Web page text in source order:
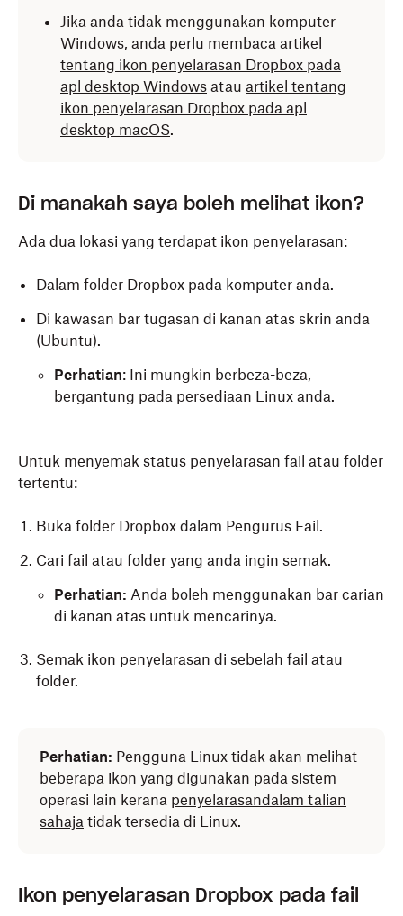
Jika anda tidak menggunakan komputer
Windows, anda perlu membaca artikel
tentang ikon penyelarasan Dropbox pada
apl desktop Windows atau artikel tentang
ikon penyelarasan Dropbox pada apl
desktop macOS.
Di manakah saya boleh melihat ikon?
Ada dua lokasi yang terdapat ikon penyelarasan:
Dalam folder Dropbox pada komputer anda.
Di kawasan bar tugasan di kanan atas skrin anda
(Ubuntu).
Perhatian: Ini mungkin berbeza-beza,
bergantung pada persediaan Linux anda.
Untuk menyemak status penyelarasan fail atau folder
tertentu:
Buka folder Dropbox dalam Pengurus Fail.
Cari fail atau folder yang anda ingin semak.
Perhatian: Anda boleh menggunakan bar carian
di kanan atas untuk mencarinya.
Semak ikon penyelarasan di sebelah fail atau
folder.
Perhatian: Pengguna Linux tidak akan melihat
beberapa ikon yang digunakan pada sistem
operasi lain kerana penyelarasandalam talian
sahaja tidak tersedia di Linux.
Ikon penyelarasan Dropbox pada fail